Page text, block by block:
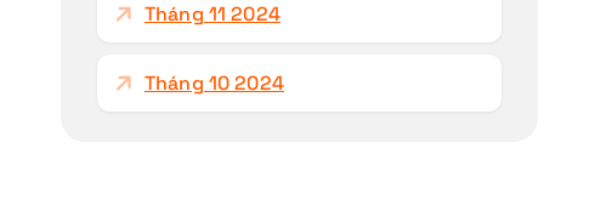
Tháng 11 2024
Tháng 10 2024